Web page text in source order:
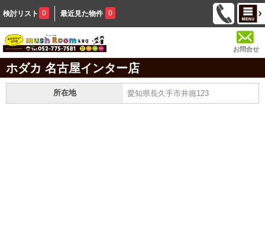
検討リスト 0 最近見た物件 0
お問合せ
ホダカ 名古屋インター店
所在地 愛知県長久手市井堀123